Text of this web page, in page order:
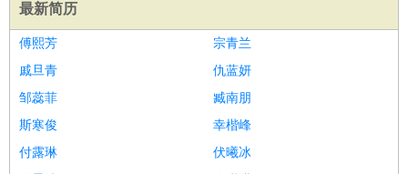
最新简历
傅熙芳
宗青兰
戚旦青
仇蓝妍
邹蕊菲
臧南朋
斯寒俊
幸楷峰
付露琳
伏曦冰